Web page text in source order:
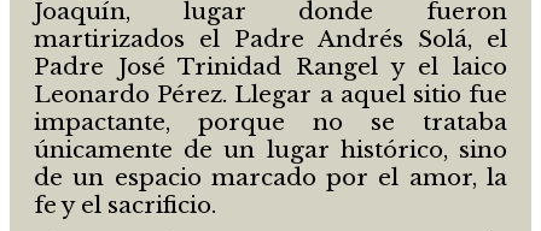
Joaquín, lugar donde fueron
martirizados el Padre Andrés Solá, el
Padre José Trinidad Rangel y el laico
Leonardo Pérez. Llegar a aquel sitio fue
impactante, porque no se trataba
únicamente de un lugar histórico, sino
de un espacio marcado por el amor, la
fe y el sacrificio.